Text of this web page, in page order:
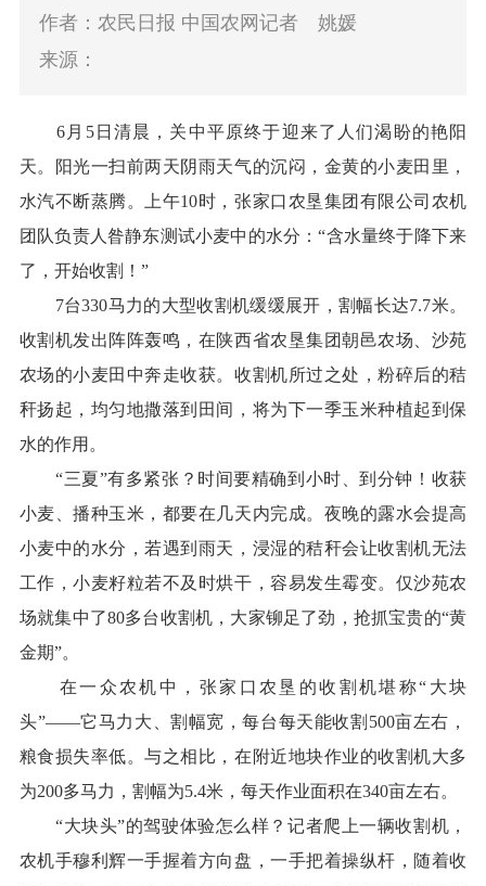
作者：农民日报 中国农网记者 姚媛
来源：
6月5日清晨，关中平原终于迎来了人们渴盼的艳阳
天。阳光一扫前两天阴雨天气的沉闷，金黄的小麦田里，
水汽不断蒸腾。上午10时，张家口农垦集团有限公司农机
团队负责人昝静东测试小麦中的水分：“含水量终于降下来
了，开始收割！”
7台330马力的大型收割机缓缓展开，割幅长达7.7米。
收割机发出阵阵轰鸣，在陕西省农垦集团朝邑农场、沙苑
农场的小麦田中奔走收获。收割机所过之处，粉碎后的秸
秆扬起，均匀地撒落到田间，将为下一季玉米种植起到保
水的作用。
“三夏”有多紧张？时间要精确到小时、到分钟！收获
小麦、播种玉米，都要在几天内完成。夜晚的露水会提高
小麦中的水分，若遇到雨天，浸湿的秸秆会让收割机无法
工作，小麦籽粒若不及时烘干，容易发生霉变。仅沙苑农
场就集中了80多台收割机，大家铆足了劲，抢抓宝贵的“黄
金期”。
在一众农机中，张家口农垦的收割机堪称“大块
头”——它马力大、割幅宽，每台每天能收割500亩左右，
粮食损失率低。与之相比，在附近地块作业的收割机大多
为200多马力，割幅为5.4米，每天作业面积在340亩左右。
“大块头”的驾驶体验怎么样？记者爬上一辆收割机，
农机手穆利辉一手握着方向盘，一手把着操纵杆，随着收